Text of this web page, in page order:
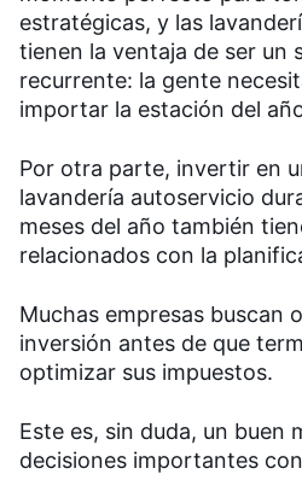
estratégicas, y las
tienen la ventaja de ser un
recurrente: la gente
importar la estación del
Por otra parte, invertir en
lavandería autoservicio
meses del año también
relacionados con la
Muchas empresas buscan
inversión antes de que
optimizar sus impuestos.
Este es, sin duda, un buen
decisiones importantes